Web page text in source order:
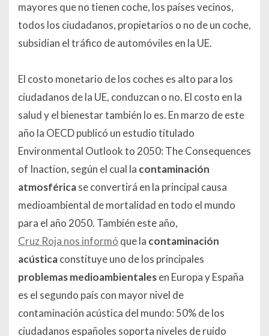
mayores que no tienen coche, los países vecinos,
todos los ciudadanos, propietarios o no de un coche,
subsidian el tráfico de automóviles en la UE.
El costo monetario de los coches es alto para los
ciudadanos de la UE, conduzcan o no. El costo en la
salud y el bienestar también lo es. En marzo de este
año la OECD publicó un estudio titulado
Environmental Outlook to 2050: The Consequences
of Inaction, según el cual la contaminación
atmosféricase convertirá en la principal causa
medioambiental de mortalidad en todo el mundo
para el año 2050. También este año,
Cruz Roja nos informó que la contaminación
acústicaconstituye uno de los principales
problemas medioambientalesen Europa y España
es el segundo país con mayor nivel de
contaminación acústica del mundo: 50% de los
ciudadanos españoles soporta niveles de ruido